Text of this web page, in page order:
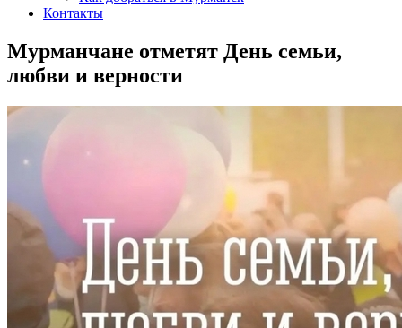
Контакты
Мурманчане отметят День семьи,
любви и верности